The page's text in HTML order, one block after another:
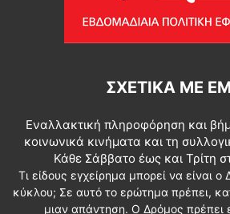
ΣΧΕΤΙΚΆ ΜΕ
Εναλλακτική πληροφόρηση και
κοινωνικά κινήματα και τη
Κάθε Σάββατο έως και Τρίτη
Τι είδους εγχείρημα μπορεί να είναι
κύκλου; Σε αυτό το ερώτημα πρέπει,
μιαν απάντηση. Ο Δρόμος πρέπει